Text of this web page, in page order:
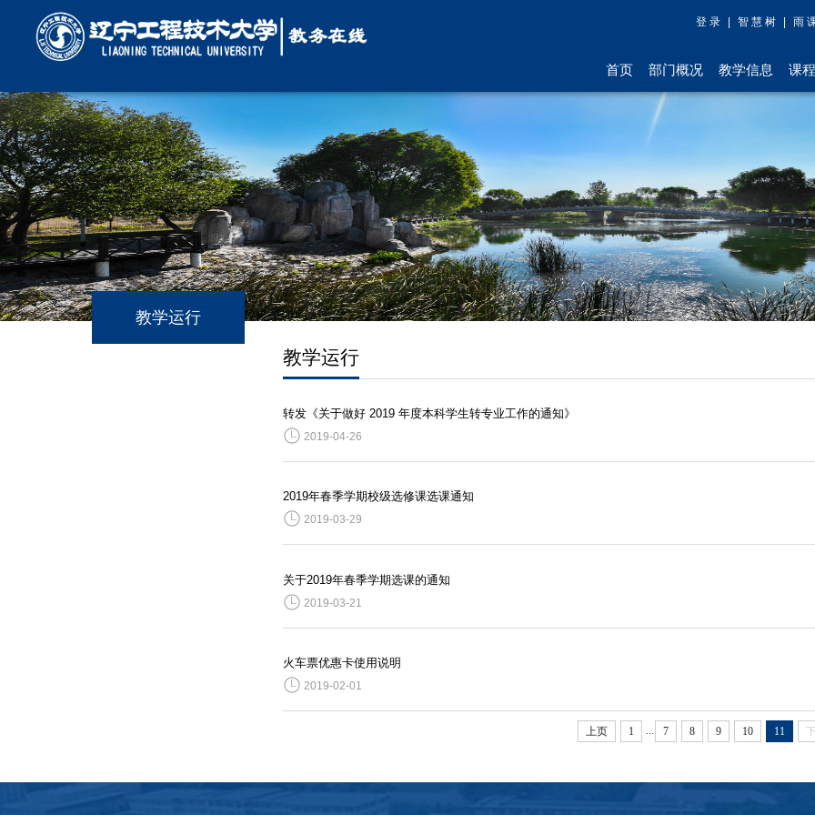
登 录 智 慧 树 雨
首页 部门概况 教学信息 课
教学运行
教学运行
转发《关于做好 2019 年度本科学生转专业工作的通知》
2019-04-26
2019年春季学期校级选修课选课通知
2019-03-29
关于2019年春季学期选课的通知
2019-03-21
火车票优惠卡使用说明
2019-02-01
上页 1 7 8 9 10 11